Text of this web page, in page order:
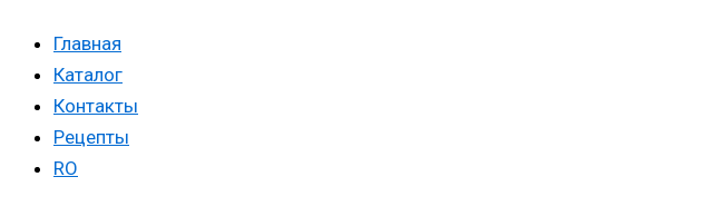
Главная
Каталог
Контакты
Рецепты
RO